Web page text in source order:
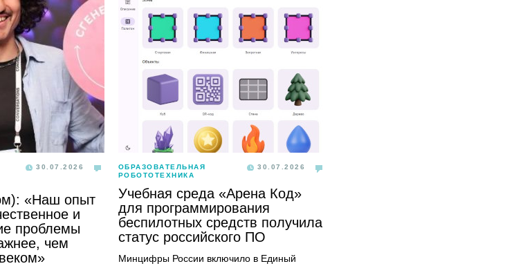
30.07.2026
«Наш опыт
и
проблемы
чем
ОБРАЗОВАТЕЛЬНАЯ
РОБОТОТЕХНИКА
30.07.2026
Учебная среда «Арена Код»
для программирования
беспилотных средств получила
статус российского ПО
Минцифры России включило в Единый